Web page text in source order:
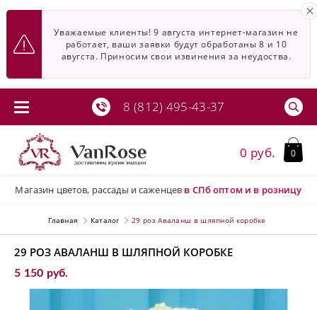
Уважаемые клиенты! 9 августа интернет-магазин не
работает, ваши заявки будут обработаны 8 и 10
авугста. Приносим свои извинения за неудоства.
8 (812) 495-43-37
Магазин цветов, рассады и саженцев в СПбоптом и в розницу
0 руб. 0
Главная Каталог 29 роз Аваланш в шляпной коробке
29 РОЗ АВАЛАНШ В ШЛЯПНОЙ КОРОБКЕ
5 150 руб.